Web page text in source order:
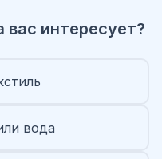
вас интересует?
вода